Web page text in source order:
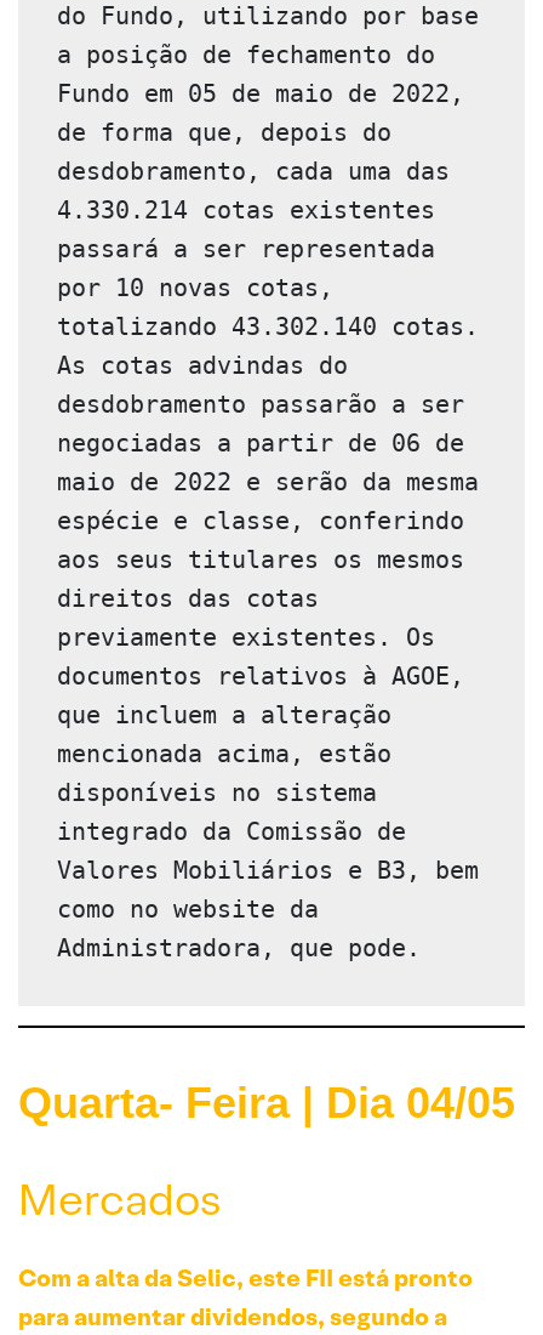
do Fundo, utilizando por base
a posição de fechamento do
Fundo em 05 de maio de 2022,
de forma que, depois do
desdobramento, cada uma das
4.330.214 cotas existentes
passará a ser representada
por 10 novas cotas,
totalizando 43.302.140 cotas.
As cotas advindas do
desdobramento passarão a ser
negociadas a partir de 06 de
maio de 2022 e serão da mesma
espécie e classe, conferindo
aos seus titulares os mesmos
direitos das cotas
previamente existentes. Os
documentos relativos à AGOE,
que incluem a alteração
mencionada acima, estão
disponíveis no sistema
integrado da Comissão de
Valores Mobiliários e B3, bem
como no website da
Quarta- Feira | Dia 04/05
Mercados
Com a alta da Selic, este FII está pronto
para aumentar dividendos, segundo a